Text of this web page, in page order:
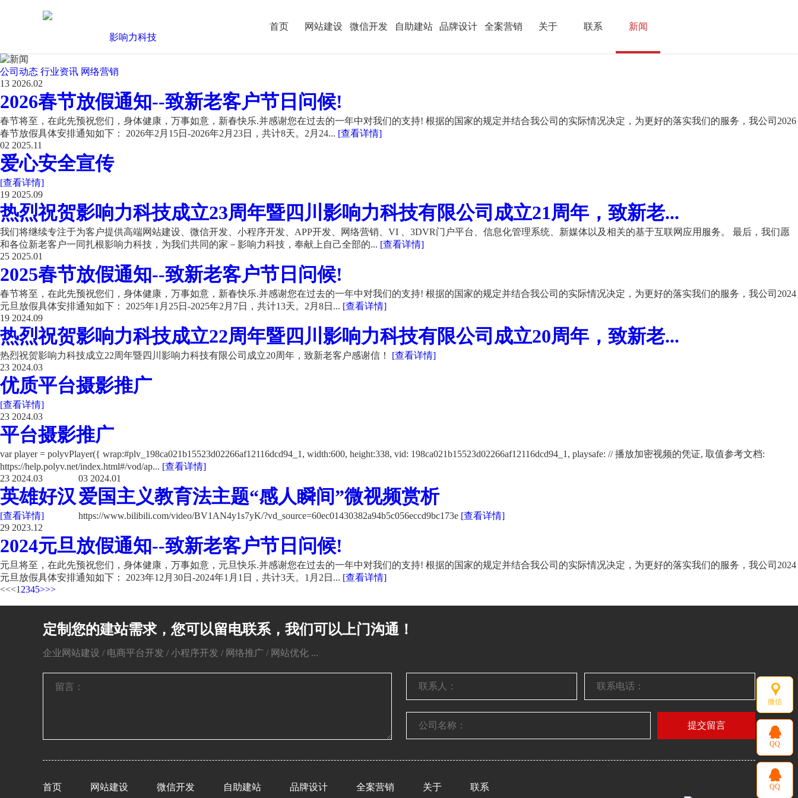
首页 网站建设 微信开发 自助建站 品牌设计 全案营销 关于 联系 新闻
公司动态 行业资讯 网络营销
13 2026.02
2026春节放假通知--致新老客户节日问候!
春节将至，在此先预祝您们，身体健康，万事如意，新春快乐.并感谢您在过去的一年中对我们的支持! 根据的国家的规定并结合我公司的实际情况决定，为更好的落实我们的服务，我公司2026
春节放假具体安排通知如下： 2026年2月15日-2026年2月23日，共计8天。2月24... [查看详情]
02 2025.11
爱心安全宣传
[查看详情]
19 2025.09
热烈祝贺影响力科技成立23周年暨四川影响力科技有限公司成立21周年，致新老...
我们将继续专注于为客户提供高端网站建设、微信开发、小程序开发、APP开发、网络营销、VI 、3DVR门户平台、信息化管理系统、新媒体以及相关的基于互联网应用服务。 最后，我们愿
和各位新老客户一同扎根影响力科技，为我们共同的家－影响力科技，奉献上自己全部的... [查看详情]
25 2025.01
2025春节放假通知--致新老客户节日问候!
春节将至，在此先预祝您们，身体健康，万事如意，新春快乐.并感谢您在过去的一年中对我们的支持! 根据的国家的规定并结合我公司的实际情况决定，为更好的落实我们的服务，我公司2024
元旦放假具体安排通知如下： 2025年1月25日-2025年2月7日，共计13天。2月8日... [查看详情]
19 2024.09
热烈祝贺影响力科技成立22周年暨四川影响力科技有限公司成立20周年，致新老...
热烈祝贺影响力科技成立22周年暨四川影响力科技有限公司成立20周年，致新老客户感谢信！ [查看详情]
23 2024.03
优质平台摄影推广
[查看详情]
23 2024.03
平台摄影推广
var player = polyvPlayer({ wrap:#plv_198ca021b15523d02266af12116dcd94_1, width:600, height:338, vid: 198ca021b15523d02266af12116dcd94_1, playsafe: // 播放加密视频的凭证, 取值参考文档:
https://help.polyv.net/index.html#/vod/ap... [查看详情]
23 2024.03
英雄好汉
[查看详情]
03 2024.01
爱国主义教育法主题“感人瞬间”微视频赏析
https://www.bilibili.com/video/BV1AN4y1s7yK/?vd_source=60ec01430382a94b5c056eccd9bc173e [查看详情]
29 2023.12
2024元旦放假通知--致新老客户节日问候!
元旦将至，在此先预祝您们，身体健康，万事如意，元旦快乐.并感谢您在过去的一年中对我们的支持! 根据的国家的规定并结合我公司的实际情况决定，为更好的落实我们的服务，我公司2024
元旦放假具体安排通知如下： 2023年12月30日-2024年1月1日，共计3天。1月2日... [查看详情]
<<<1 2345>>>
定制您的建站需求，您可以留电联系，我们可以上门沟通！
企业网站建设 / 电商平台开发 / 小程序开发 / 网络推广 / 网站优化 ...
提交留言
首页 网站建设 微信开发 自助建站 品牌设计 全案营销 关于 联系
QQ
QQ
微信